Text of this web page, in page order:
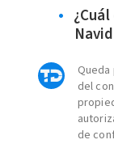
del
de